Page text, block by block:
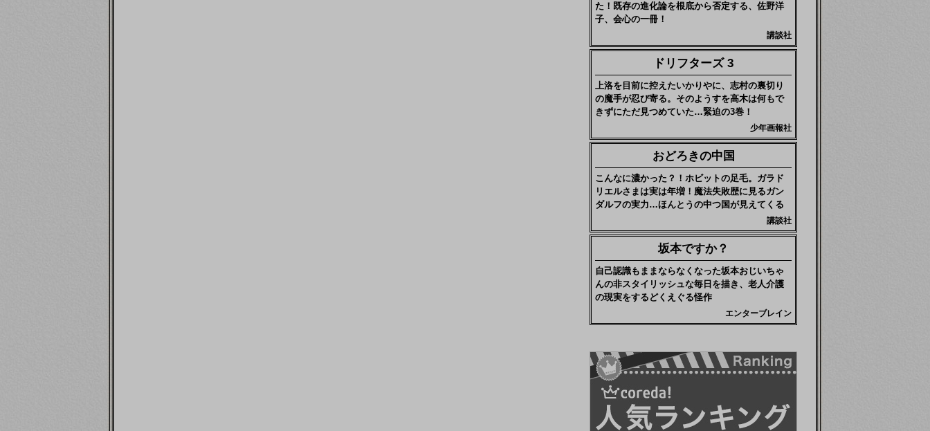
た！既存の進化論を根底から否定する、佐野洋
子、会心の一冊！
講談社
ドリフターズ 3
上洛を目前に控えたいかりやに、志村の裏切り
の魔手が忍び寄る。そのようすを高木は何もで
きずにただ見つめていた…緊迫の3巻！
少年画報社
おどろきの中国
こんなに濃かった？！ホビットの足毛。ガラド
リエルさまは実は年増！魔法失敗歴に見るガン
ダルフの実力…ほんとうの中つ国が見えてくる
講談社
坂本ですか？
自己認識もままならなくなった坂本おじいちゃ
んの非スタイリッシュな毎日を描き、老人介護
の現実をするどくえぐる怪作
エンターブレイン